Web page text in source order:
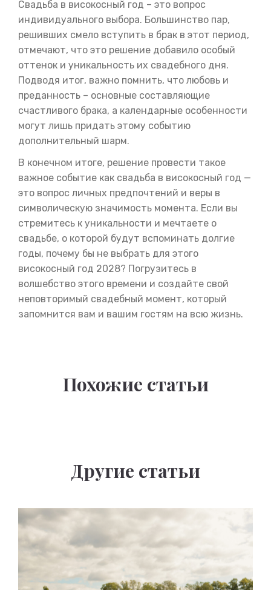
Свадьба в високосный год – это вопрос
индивидуального выбора. Большинство пар,
решивших смело вступить в брак в этот период,
отмечают, что это решение добавило особый
оттенок и уникальность их свадебного дня.
Подводя итог, важно помнить, что любовь и
преданность – основные составляющие
счастливого брака, а календарные особенности
могут лишь придать этому событию
дополнительный шарм.
В конечном итоге, решение провести такое
важное событие как свадьба в високосный год —
это вопрос личных предпочтений и веры в
символическую значимость момента. Если вы
стремитесь к уникальности и мечтаете о
свадьбе, о которой будут вспоминать долгие
годы, почему бы не выбрать для этого
високосный год 2028? Погрузитесь в
волшебство этого времени и создайте свой
неповторимый свадебный момент, который
запомнится вам и вашим гостям на всю жизнь.
Похожие статьи
Другие статьи